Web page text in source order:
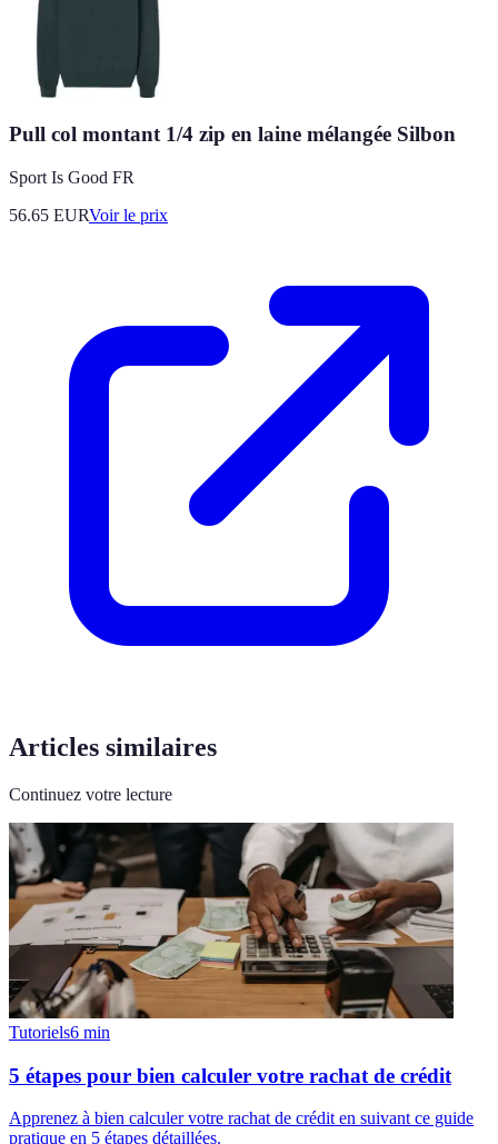
Pull col montant 1/4 zip en laine mélangée Silbon
Sport Is Good FR
56.65 EURVoir le prix
Articles similaires
Continuez votre lecture
Tutoriels6 min
5 étapes pour bien calculer votre rachat de crédit
Apprenez à bien calculer votre rachat de crédit en suivant ce guide
pratique en 5 étapes détaillées.